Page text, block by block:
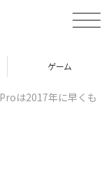
t
o
v
ゲーム
は2017年に早くも